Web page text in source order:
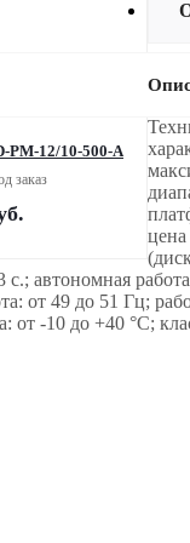
PM-12/10-500-A
заказ
цена
c.; автономная
от 49 до 51 Гц;
от -10 до +40 °С;